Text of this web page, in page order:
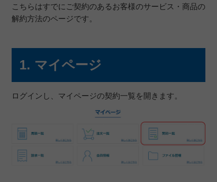
こちらはすでにご契約のあるお客様のサービス・商品の
解約方法のページです。
1. マイページ
ログインし、マイページの契約一覧を開きます。